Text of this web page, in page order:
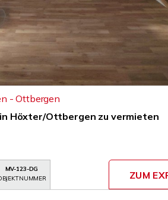
- Ottbergen
Höxter/Ottbergen zu vermieten
MV-123-DG
ZUM